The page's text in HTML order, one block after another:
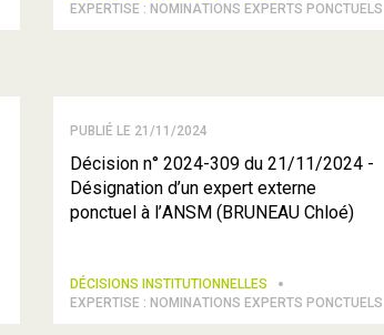
EXPERTISE : NOMINATIONS EXPERTS PONCTUELS
PUBLIÉ LE 21/11/2024
Décision n° 2024-309 du 21/11/2024 -
Désignation d’un expert externe
ponctuel à l’ANSM (BRUNEAU Chloé)
DÉCISIONS INSTITUTIONNELLES
EXPERTISE : NOMINATIONS EXPERTS PONCTUELS